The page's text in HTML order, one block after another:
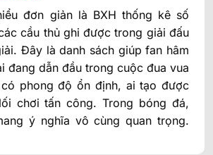
đơn giản là BXH thống kê số
cầu thủ ghi được trong giải đấu
Đây là danh sách giúp fan hâm
đang dẫn đầu trong cuộc đua vua
phong độ ổn định, ai tạo được
chơi tấn công.Trong bóng đá,
ý nghĩa vô cùng quan trọng.